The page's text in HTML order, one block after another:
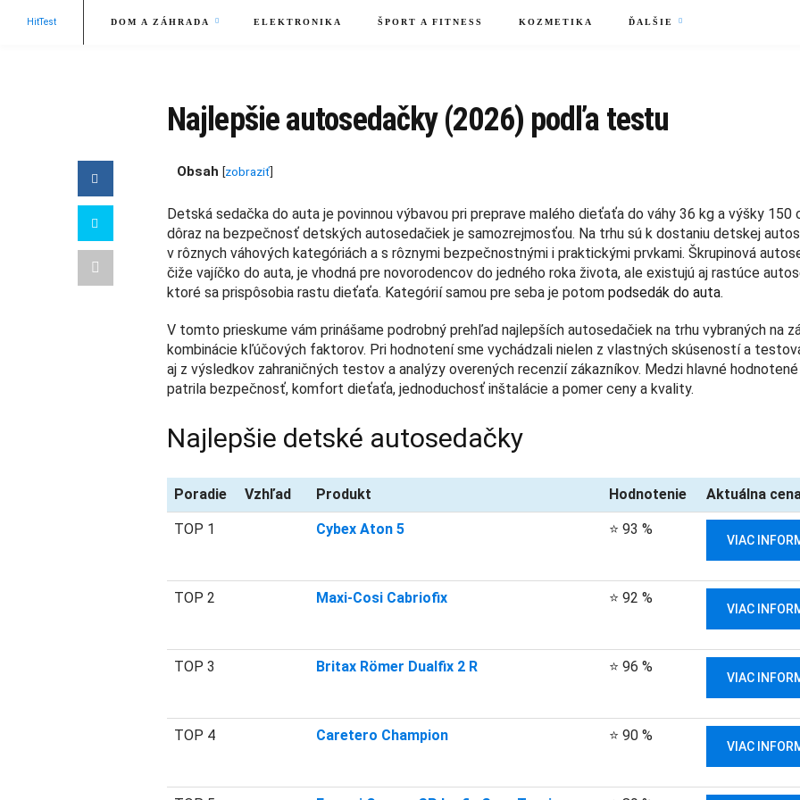
HitTest DOM A ZÁHRADA ELEKTRONIKA ŠPORT A FITNESS KOZMETIKA ĎALŠIE
Najlepšie autosedačky (2026) podľa testu
Obsah [zobraziť]
Detská sedačka do auta je povinnou výbavou pri preprave malého dieťaťa do váhy 36 kg a výšky 150
dôraz na bezpečnosť detských autosedačiek je samozrejmosťou. Na trhu sú k dostaniu detskej
v rôznych váhových kategóriách a s rôznymi bezpečnostnými i praktickými prvkami. Škrupinová
čiže vajíčko do auta, je vhodná pre novorodencov do jedného roka života, ale existujú aj rastúce
ktoré sa prispôsobia rastu dieťaťa. Kategórií samou pre seba je potom podsedák do auta.
V tomto prieskume vám prinášame podrobný prehľad najlepších autosedačiek na trhu vybraných na
kombinácie kľúčových faktorov. Pri hodnotení sme vychádzali nielen z vlastných skúseností a
aj z výsledkov zahraničných testov a analýzy overených recenzií zákazníkov. Medzi hlavné
patrila bezpečnosť, komfort dieťaťa, jednoduchosť inštalácie a pomer ceny a kvality.
Najlepšie detské autosedačky
Poradie Vzhľad Produkt Hodnotenie Aktuálna
TOP 1 Cybex Aton 5 ⭐ 93 %
VIAC
TOP 2 Maxi-Cosi Cabriofix ⭐ 92 %
VIAC
TOP 3 Britax Römer Dualfix 2 R ⭐ 96 %
VIAC
TOP 4 Caretero Champion ⭐ 90 %
VIAC